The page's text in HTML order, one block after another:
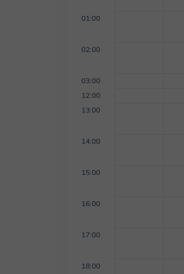
puedas aplicar a tus propios
progresos juntos! 😄
01:00
02:00
03:00
12:00
13:00
14:00
15:00
16:00
17:00
18:00